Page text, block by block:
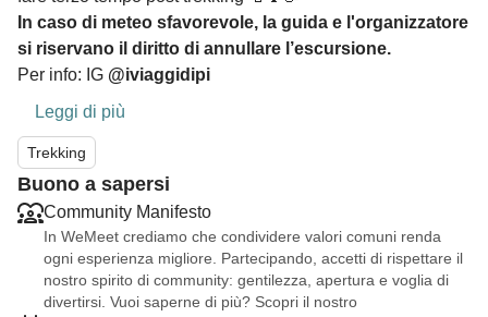
In caso di meteo sfavorevole, la guida e l'organizzatore
si riservano il diritto di annullare l’escursione.
Per info: IG @iviaggidipi
Leggi di più
Trekking
Buono a sapersi
Community Manifesto
In WeMeet crediamo che condividere valori comuni renda
ogni esperienza migliore. Partecipando, accetti di rispettare il
nostro spirito di community: gentilezza, apertura e voglia di
divertirsi. Vuoi saperne di più? Scopri il nostro